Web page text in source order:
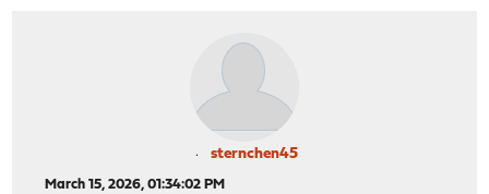
sternchen45
March 15, 2026, 01:34:02 PM